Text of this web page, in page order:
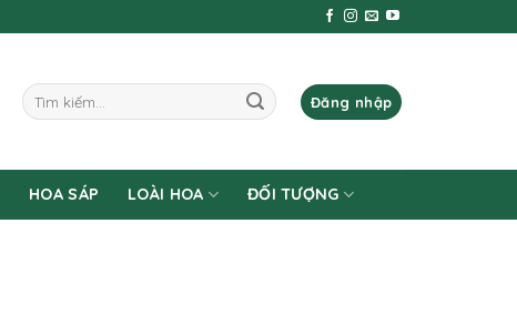
Tìm
kiếm:
Đăng nhập
HOA SÁP LOÀI HOA ĐỐI TƯỢNG